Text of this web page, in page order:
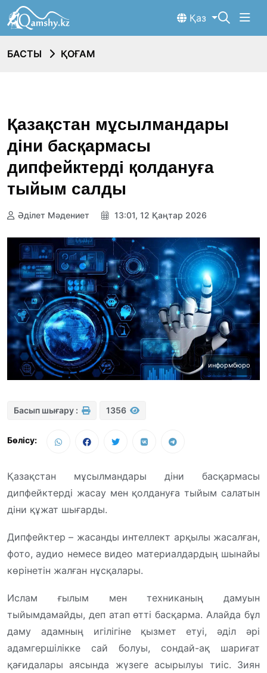
Қаз
БАСТЫ ҚОҒАМ
Қазақстан мұсылмандары
діни басқармасы
дипфейктерді қолдануға
тыйым салды
Әділет Мәдениет 13:01, 12 Қаңтар 2026
информбюро
Басып шығару : 1356
Бөлісу:
Қазақстан мұсылмандары діни басқармасы
дипфейктерді жасау мен қолдануға тыйым салатын
діни құжат шығарды.
Дипфейктер – жасанды интеллект арқылы жасалған,
фото, аудио немесе видео материалдардың шынайы
көрінетін жалған нұсқалары.
Ислам ғылым мен техниканың дамуын
тыйымдамайды, деп атап өтті басқарма. Алайда бұл
даму адамның игілігіне қызмет етуі, әділ әрі
адамгершілікке сай болуы, сондай-ақ шариғат
қағидалары аясында жүзеге асырылуы тиіс. Зиян